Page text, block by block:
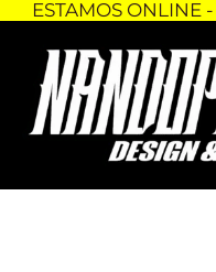
Skip
content
ESTAMOS ONLINE
Quantidade
de
PORTA-
CHAVES
-